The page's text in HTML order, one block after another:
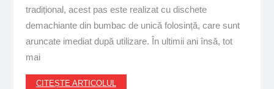
tradițional, acest pas este realizat cu dischete
demachiante din bumbac de unică folosință, care sunt
aruncate imediat după utilizare. În ultimii ani însă, tot
mai
CITEȘTE ARTICOLUL